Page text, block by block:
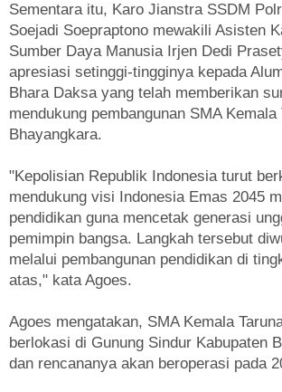
Sementara itu, Karo Jianstra SSDM
Soejadi Soepraptono mewakili Asisten
Sumber Daya Manusia Irjen Dedi
apresiasi setinggi-tingginya kepada
Bhara Daksa yang telah memberikan
mendukung pembangunan SMA Kemala
Bhayangkara.
"Kepolisian Republik Indonesia turut
mendukung visi Indonesia Emas 2045
pendidikan guna mencetak generasi
pemimpin bangsa. Langkah tersebut
melalui pembangunan pendidikan di
atas," kata Agoes.
Agoes mengatakan, SMA Kemala
berlokasi di Gunung Sindur Kabupaten
dan rencananya akan beroperasi pada